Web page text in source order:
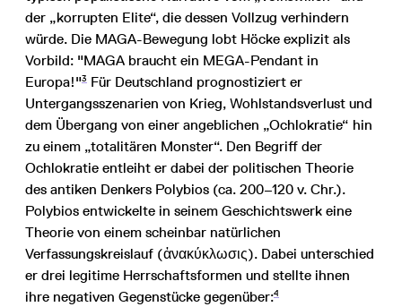
der „korrupten Elite“, die dessen Vollzug verhindern
würde. Die MAGA-Bewegung lobt Höcke explizit als
Vorbild: "MAGA braucht ein MEGA-Pendant in
Europa!"3 Für Deutschland prognostiziert er
Untergangsszenarien von Krieg, Wohlstandsverlust und
dem Übergang von einer angeblichen „Ochlokratie“ hin
zu einem „totalitären Monster“. Den Begriff der
Ochlokratie entleiht er dabei der politischen Theorie
des antiken Denkers Polybios (ca. 200–120 v. Chr.).
Polybios entwickelte in seinem Geschichtswerk eine
Theorie von einem scheinbar natürlichen
Verfassungskreislauf (ἀνακύκλωσις). Dabei unterschied
er drei legitime Herrschaftsformen und stellte ihnen
ihre negativen Gegenstücke gegenüber:4